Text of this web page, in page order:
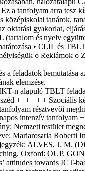
hálózatalapú
a tanfolyam arra tesz
középiskolai tanárok,
oktatási gyakorlat,
(tartalom és nyelv
• CLIL és
o Reklámok o
a feladatok bemutatása
elemzése.
n alapuló TBLT
+++ ++ + Szociális
résztvevői
intenzív tanfolyam
Nemzeti testület
Mariarosaria Roberti
ALVES, J. M.
Oxford: OUP.
attitudes towards ICT-